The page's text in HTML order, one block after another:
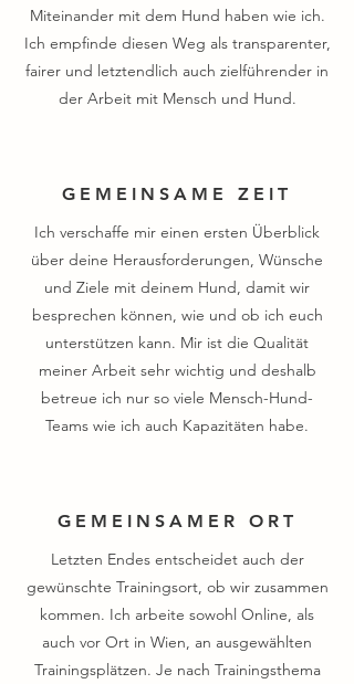
Miteinander mit dem Hund haben wie ich.
Ich empfinde diesen Weg als transparenter,
fairer und letztendlich auch zielführender in
der Arbeit mit Mensch und Hund.
GEMEINSAME ZEIT
Ich verschaffe mir einen ersten Überblick
über deine Herausforderungen, Wünsche
und Ziele mit deinem Hund, damit wir
besprechen können, wie und ob ich euch
unterstützen kann. Mir ist die Qualität
meiner Arbeit sehr wichtig und deshalb
betreue ich nur so viele Mensch-Hund-
Teams wie ich auch Kapazitäten habe.
GEMEINSAMER ORT
Letzten​ Endes entscheidet auch der
gewünschte Trainingsort, ob wir zusammen
kommen. Ich arbeite sowohl Online, als
auch vor Ort in Wien, an ausgewählten
Trainingsplätzen. Je nach Trainingsthema